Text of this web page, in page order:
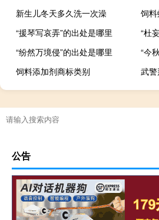
新生儿冬天多久洗一次澡
饲
“援琴写哀弄”的出处是哪里
“杜
“纷然万境侵”的出处是哪里
“今
饲料添加剂商标类别
武
公告